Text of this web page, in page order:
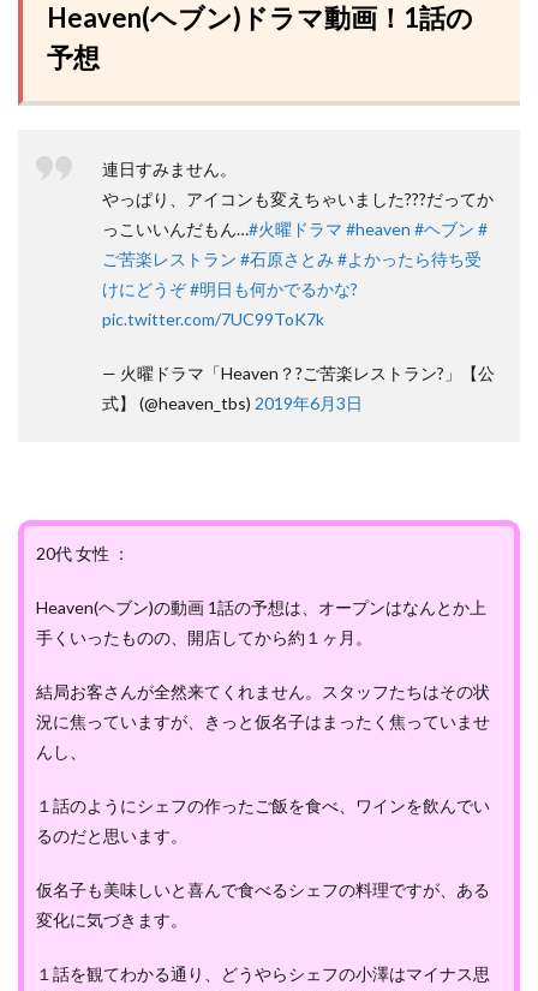
Heaven(ヘブン)ドラマ動画！1話の
予想
連日すみません。
やっぱり、アイコンも変えちゃいました???だってか
っこいいんだもん…#火曜ドラマ #heaven #ヘブン #
ご苦楽レストラン #石原さとみ #よかったら待ち受
けにどうぞ#明日も何かでるかな?
pic.twitter.com/7UC99ToK7k
— 火曜ドラマ「Heaven？?ご苦楽レストラン?」【公
式】 (@heaven_tbs) 2019年6月3日
20代 女性 ：
Heaven(ヘブン)の動画 1話の予想は、オープンはなんとか上
手くいったものの、開店してから約１ヶ月。
結局お客さんが全然来てくれません。スタッフたちはその状
況に焦っていますが、きっと仮名子はまったく焦っていませ
んし、
１話のようにシェフの作ったご飯を食べ、ワインを飲んでい
るのだと思います。
仮名子も美味しいと喜んで食べるシェフの料理ですが、ある
変化に気づきます。
１話を観てわかる通り、どうやらシェフの小澤はマイナス思